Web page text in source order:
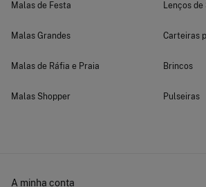
Malas de Festa
Malas Grandes
Malas de Ráfia e Praia
Malas Shopper
Lenços
Carteiras
Brincos
Pulseiras
A minha conta